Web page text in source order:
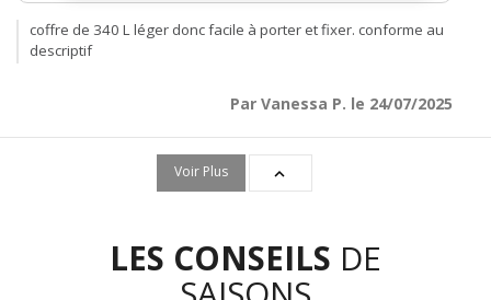
coffre de 340 L léger donc facile à porter et fixer. conforme au
descriptif
Par Vanessa P. le 24/07/2025
Voir Plus 
LES CONSEILS DE